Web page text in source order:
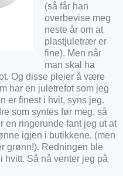
(så får han
overbevise meg
neste år om at
plastjuletrær er
fine). Men når
man skal ha
Og disse pleier å være
har en juletrefot som jeg
er finest i hvit, syns jeg.
som syntes før meg, så
en ringerunde fant jeg ut at
igjen i butikkene. (men
grønn!). Redningen ble
hvitt. Så nå venter jeg på